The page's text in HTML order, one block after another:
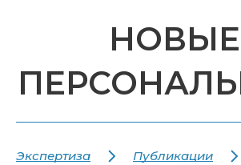
Экспертиза Публикации